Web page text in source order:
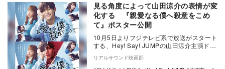
見る角度によって山田涼介の表情が変
化する 『親愛なる僕へ殺意をこめ
て』ポスター公開
10月5日よりフジテレビ系で放送がスタート
する、Hey! Say! JUMPの山田涼介主演ドラ
マ『親愛なる僕へ殺意をこめて』のポ…
リアルサウンド映画部